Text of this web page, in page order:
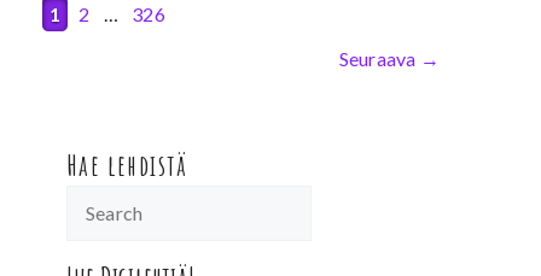
Sivu
1 Sivu
2 … Sivu
326
Seuraava →
Hae lehdistä